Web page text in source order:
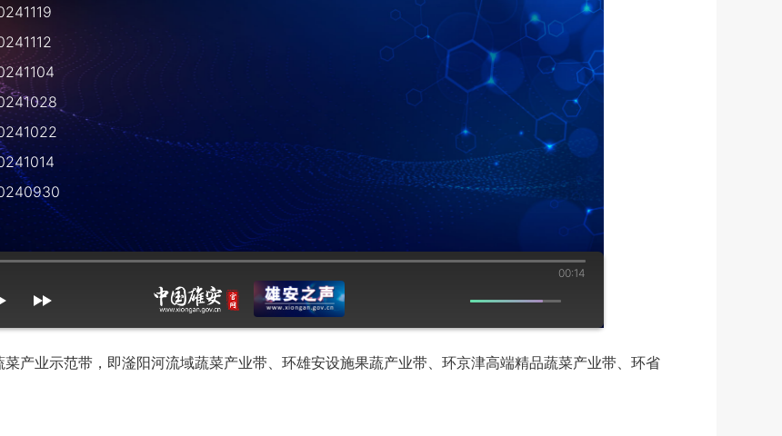
00:14
mute max volume
业示范带，即滏阳河流域蔬菜产业带、环雄安设施果蔬产业带、环京津高端精品蔬菜产业带、环省